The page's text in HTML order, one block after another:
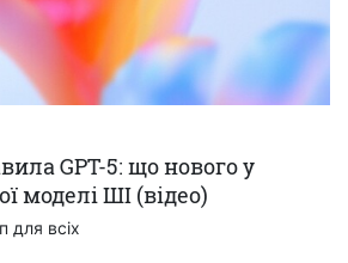
GPT-5: що нового у
моделі ШІ (відео)
для всіх